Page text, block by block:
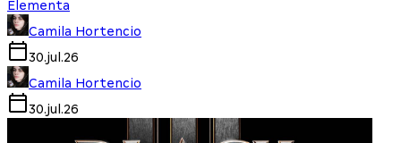
Elementa
Camila Hortencio
30.jul.26
Camila Hortencio
30.jul.26